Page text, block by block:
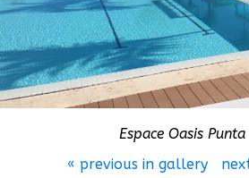
Espace Oasis Punta
« previous in gallery